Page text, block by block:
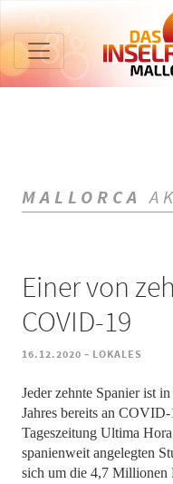
MALLORCA
Einer von
COVID-19
16.12.2020 - LOKALES
Jeder zehnte Spanier ist
Jahres bereits an
Tageszeitung Ultima
spanienweit angelegten
sich um die 4,7 Millionen